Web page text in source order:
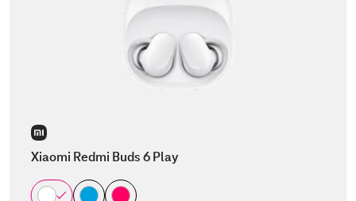
Xiaomi Redmi Buds 6 Play